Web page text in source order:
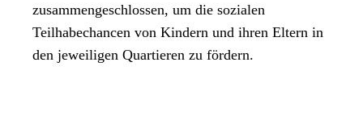
zusammengeschlossen, um die sozialen
Teilhabechancen von Kindern und ihren Eltern in
den jeweiligen Quartieren zu fördern.